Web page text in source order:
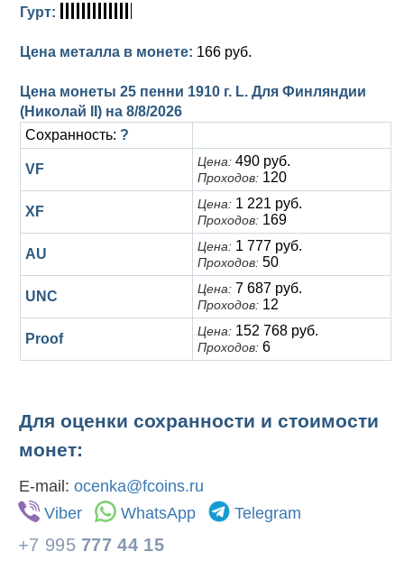
Гурт:
Цена металла в монете: 166 руб.
Цена монеты 25 пенни 1910 г. L. Для Финляндии
(Николай II) на 8/8/2026
Сохранность: ?
VF Цена: 490 руб.
Проходов: 120
XF Цена: 1 221 руб.
Проходов: 169
AU Цена: 1 777 руб.
Проходов: 50
UNC Цена: 7 687 руб.
Проходов: 12
Proof Цена: 152 768 руб.
Проходов: 6
Для оценки сохранности и стоимости
монет:
E-mail: ocenka@fcoins.ru
Viber
WhatsApp Telegram
+7 995 777 44 15